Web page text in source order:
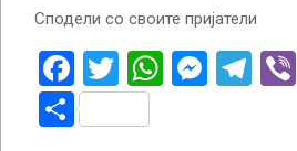
Сподели со своите пријатели
Facebook
Twitter
Share